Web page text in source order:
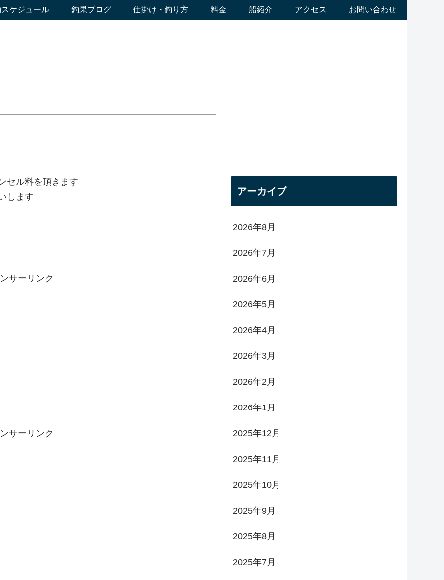
ケジュール 釣果ブログ 仕掛け・釣り方 料金 船紹介 アクセス お問い合わせ
セル料を頂きます
します
サーリンク
サーリンク
アーカイブ
2026年8月
2026年7月
2026年6月
2026年5月
2026年4月
2026年3月
2026年2月
2026年1月
2025年12月
2025年11月
2025年10月
2025年9月
2025年8月
2025年7月